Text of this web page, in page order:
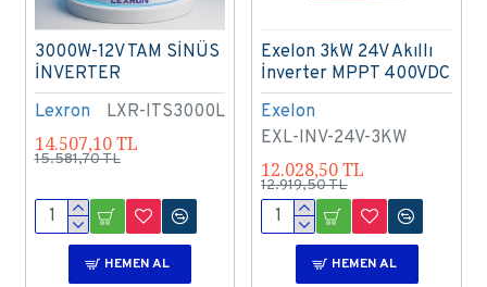
Lexron LXR-ITS3000L
3000W-12V TAM SİNÜS
İNVERTER
14.507,10 TL
15.581,70 TL
HEMEN AL
Exelon
EXL-INV-24V-3KW
Exelon 3kW 24V Akıllı
İnverter MPPT 400VDC
12.028,50 TL
12.919,50 TL
HEMEN AL